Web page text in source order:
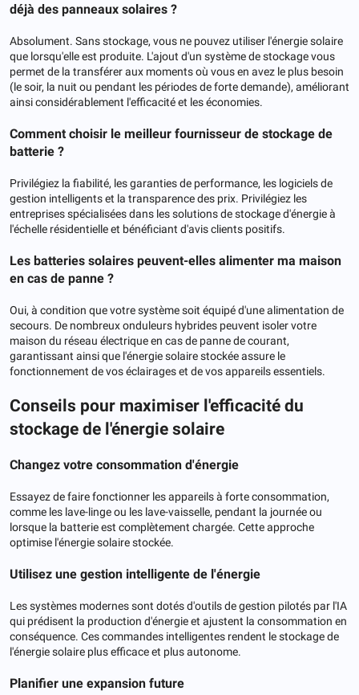
déjà des panneaux solaires ?
Absolument. Sans stockage, vous ne pouvez utiliser l'énergie solaire
que lorsqu'elle est produite. L'ajout d'un système de stockage vous
permet de la transférer aux moments où vous en avez le plus besoin
(le soir, la nuit ou pendant les périodes de forte demande), améliorant
ainsi considérablement l'efficacité et les économies.
Comment choisir le meilleur fournisseur de stockage de
batterie ?
Privilégiez la fiabilité, les garanties de performance, les logiciels de
gestion intelligents et la transparence des prix. Privilégiez les
entreprises spécialisées dans les solutions de stockage d'énergie à
l'échelle résidentielle et bénéficiant d'avis clients positifs.
Les batteries solaires peuvent-elles alimenter ma maison
en cas de panne ?
Oui, à condition que votre système soit équipé d'une alimentation de
secours. De nombreux onduleurs hybrides peuvent isoler votre
maison du réseau électrique en cas de panne de courant,
garantissant ainsi que l'énergie solaire stockée assure le
fonctionnement de vos éclairages et de vos appareils essentiels.
Conseils pour maximiser l'efficacité du
stockage de l'énergie solaire
Changez votre consommation d'énergie
Essayez de faire fonctionner les appareils à forte consommation,
comme les lave-linge ou les lave-vaisselle, pendant la journée ou
lorsque la batterie est complètement chargée. Cette approche
optimise l'énergie solaire stockée.
Utilisez une gestion intelligente de l'énergie
Les systèmes modernes sont dotés d'outils de gestion pilotés par l'IA
qui prédisent la production d'énergie et ajustent la consommation en
conséquence. Ces commandes intelligentes rendent le stockage de
l'énergie solaire plus efficace et plus autonome.
Planifier une expansion future